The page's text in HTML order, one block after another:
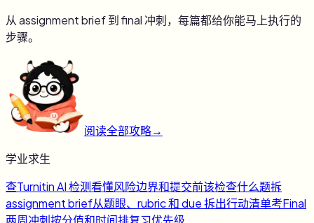
从 assignment brief 到 final 冲刺，每篇都给你能马上执行的
步骤。
阅读全部攻略→
学业求生
查Turnitin AI 检测看懂风险边界和提交前该检查什么题拆
assignment brief从题眼、rubric 和 due 拆出行动清单考Final
两周冲刺按分值和时间排复习优先级